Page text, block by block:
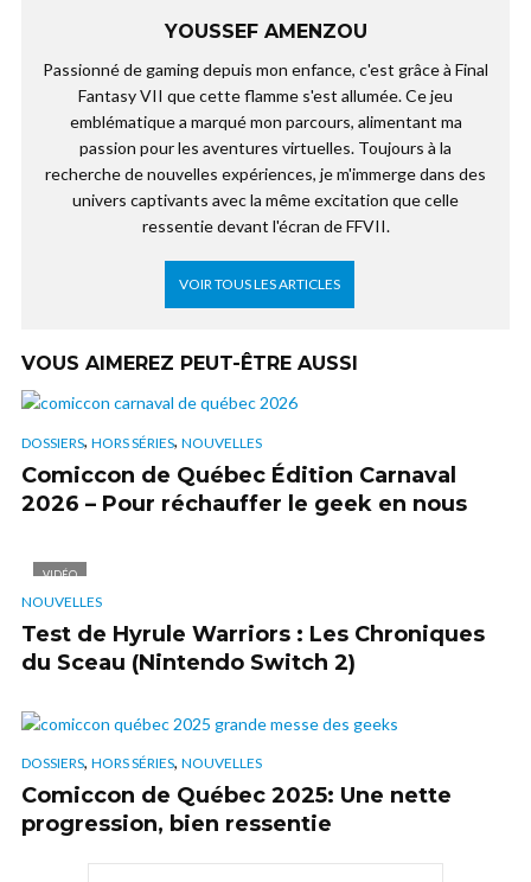
YOUSSEF AMENZOU
Passionné de gaming depuis mon enfance, c'est grâce à Final
Fantasy VII que cette flamme s'est allumée. Ce jeu
emblématique a marqué mon parcours, alimentant ma
passion pour les aventures virtuelles. Toujours à la
recherche de nouvelles expériences, je m'immerge dans des
univers captivants avec la même excitation que celle
ressentie devant l'écran de FFVII.
VOIR TOUS LES ARTICLES
VOUS AIMEREZ PEUT-ÊTRE AUSSI
DOSSIERS, HORS SÉRIES, NOUVELLES
Comiccon de Québec Édition Carnaval
2026 – Pour réchauffer le geek en nous
VIDÉO
NOUVELLES
Test de Hyrule Warriors : Les Chroniques
du Sceau (Nintendo Switch 2)
DOSSIERS, HORS SÉRIES, NOUVELLES
Comiccon de Québec 2025: Une nette
progression, bien ressentie